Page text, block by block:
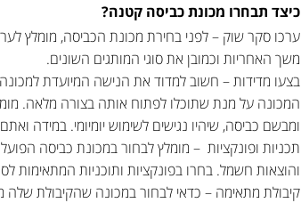
כיצד תבחרו מכונת כביסה קטנה?
ערכו סקר שוק – לפני בחירת מכונת הכביסה, מומלץ
משך האחריות וכמובן את סוגי המותגים השונים.
בצעו מדידות – חשוב למדוד את הנישה המיועדת
המכונה על מנת שתוכלו לפתוח אותה בצורה מלאה.
ומבשם כביסה, שיהיו נגישים לשימוש יומיומי. במידה
תכניות ופונקציות – מומלץ לבחור במכונת כביסה
והוצאות חשמל. בחרו בפונקציות ותוכניות המתאימות
קיבולת מתאימה – כדאי לבחור במכונה שהקיבולת